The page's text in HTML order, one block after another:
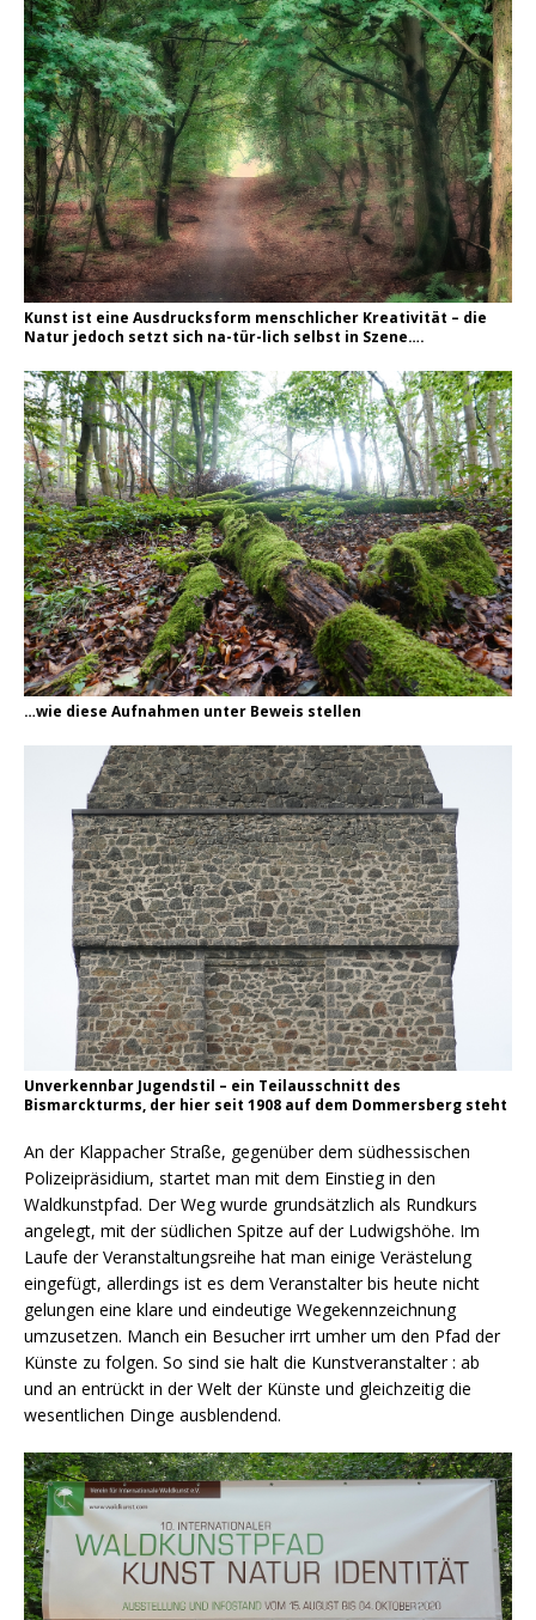
Kunst ist eine Ausdrucksform menschlicher Kreativität – die
Natur jedoch setzt sich na-tür-lich selbst in Szene….
…wie diese Aufnahmen unter Beweis stellen
Unverkennbar Jugendstil – ein Teilausschnitt des
Bismarckturms, der hier seit 1908 auf dem Dommersberg steht
An der Klappacher Straße, gegenüber dem südhessischen
Polizeipräsidium, startet man mit dem Einstieg in den
Waldkunstpfad. Der Weg wurde grundsätzlich als Rundkurs
angelegt, mit der südlichen Spitze auf der Ludwigshöhe. Im
Laufe der Veranstaltungsreihe hat man einige Verästelung
eingefügt, allerdings ist es dem Veranstalter bis heute nicht
gelungen eine klare und eindeutige Wegekennzeichnung
umzusetzen. Manch ein Besucher irrt umher um den Pfad der
Künste zu folgen. So sind sie halt die Kunstveranstalter : ab
und an entrückt in der Welt der Künste und gleichzeitig die
wesentlichen Dinge ausblendend.